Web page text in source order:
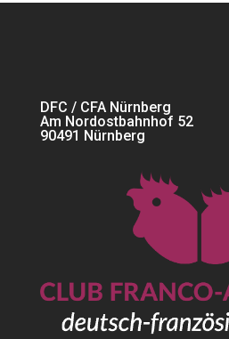
DFC / CFA Nürnberg
Am Nordostbahnhof 52
90491 Nürnberg